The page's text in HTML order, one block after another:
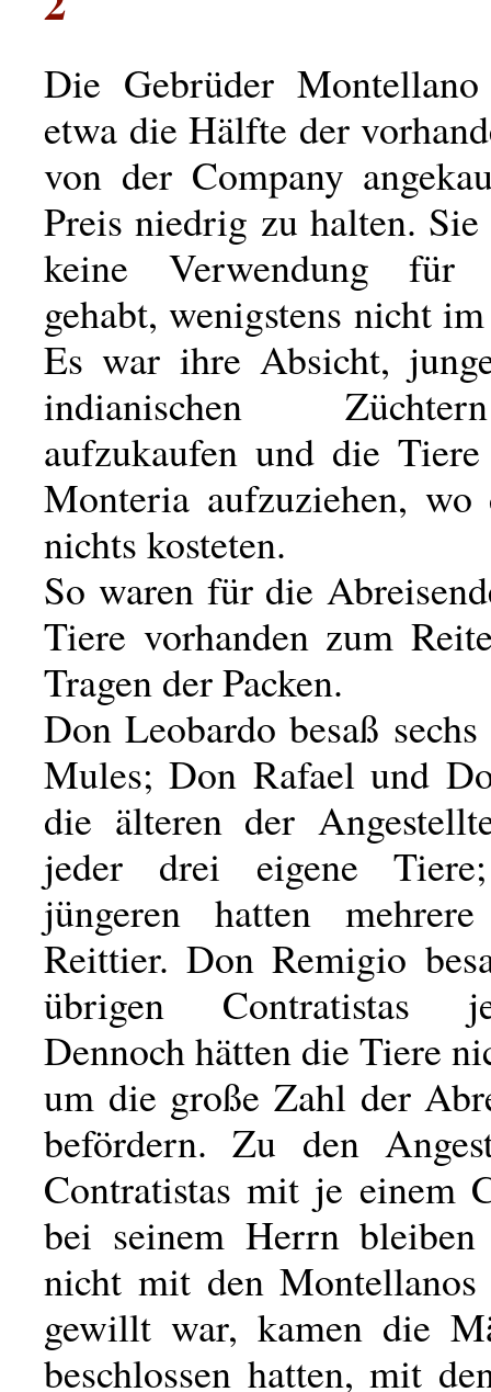
Die Gebrüder
etwa die Hälfte der
von der Company
Preis niedrig zu halten. Sie
keine Verwendung
gehabt, wenigstens nicht
Es war ihre Absicht,
indianischen
aufzukaufen und die
Monteria aufzuziehen, wo
nichts kosteten.
So waren für die
Tiere vorhanden zum
Tragen der Packen.
Don Leobardo besaß
Mules; Don Rafael und
die älteren der
jeder drei eigene
jüngeren hatten
Reittier. Don Remigio
übrigen Contratistas
Dennoch hätten die Tiere
um die große Zahl der
befördern. Zu den
Contratistas mit je einem
bei seinem Herrn
nicht mit den Montellanos
gewillt war, kamen die
beschlossen hatten, mit